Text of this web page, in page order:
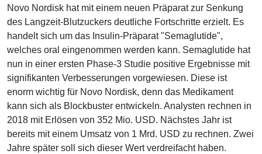
Novo Nordisk hat mit einem neuen Präparat zur Senkung
des Langzeit-Blutzuckers deutliche Fortschritte erzielt. Es
handelt sich um das Insulin-Präparat "Semaglutide",
welches oral eingenommen werden kann. Semaglutide hat
nun in einer ersten Phase-3 Studie positive Ergebnisse mit
signifikanten Verbesserungen vorgewiesen. Diese ist
enorm wichtig für Novo Nordisk, denn das Medikament
kann sich als Blockbuster entwickeln. Analysten rechnen in
2018 mit Erlösen von 352 Mio. USD. Nächstes Jahr ist
bereits mit einem Umsatz von 1 Mrd. USD zu rechnen. Zwei
Jahre später soll sich dieser Wert verdreifacht haben.